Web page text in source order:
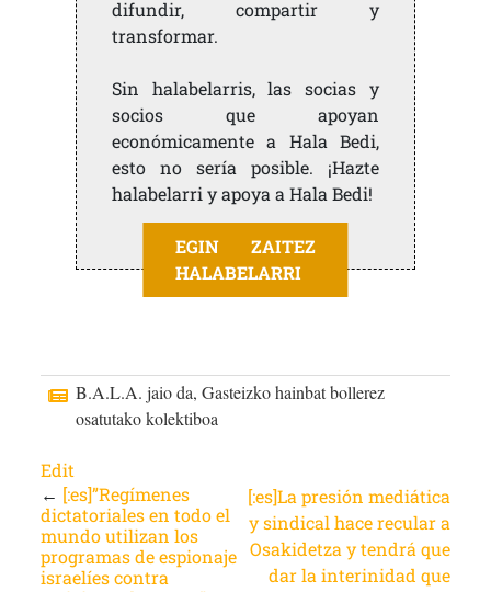
difundir, compartir y
transformar.
Sin halabelarris, las socias y
socios que apoyan
económicamente a Hala Bedi,
esto no sería posible. ¡Hazte
halabelarri y apoya a Hala Bedi!
EGIN ZAITEZ
HALABELARRI
B.A.L.A. jaio da, Gasteizko hainbat bollerez
osatutako kolektiboa
Edit
← [:es]”Regímenes
dictatoriales en todo el
mundo utilizan los
programas de espionaje
israelíes contra
[:es]La presión mediática
y sindical hace recular a
Osakidetza y tendrá que
dar la interinidad que